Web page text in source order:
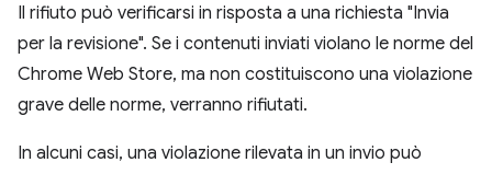
Il rifiuto può verificarsi in risposta a una richiesta "Invia
per la revisione". Se i contenuti inviati violano le norme del
Chrome Web Store, ma non costituiscono una violazione
grave delle norme, verranno rifiutati.
In alcuni casi, una violazione rilevata in un invio può